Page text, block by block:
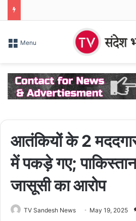
Menu
आतंकियों के 2
में पकड़े गए;
जासूसी का आरोप
TV Sandesh News May 19, 2025